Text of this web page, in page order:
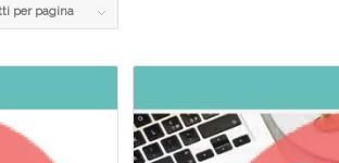
per pagina